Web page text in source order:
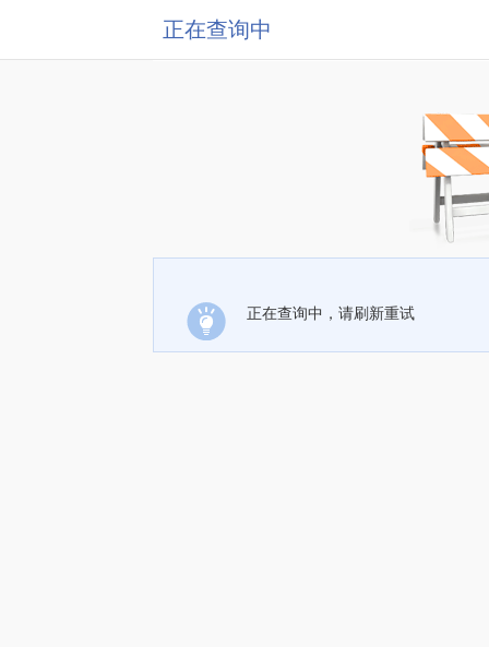
正在查询中
正在查询中，请刷新重试